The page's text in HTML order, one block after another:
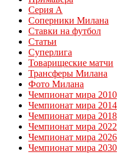
Серия А
Соперники Милана
Ставки на футбол
Статьи
Суперлига
Товарищеские матчи
Трансферы Милана
Фото Милана
Чемпионат мира 2010
Чемпионат мира 2014
Чемпионат мира 2018
Чемпионат мира 2022
Чемпионат мира 2026
Чемпионат мира 2030